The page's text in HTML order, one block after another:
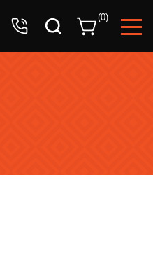
(0)
оператора.